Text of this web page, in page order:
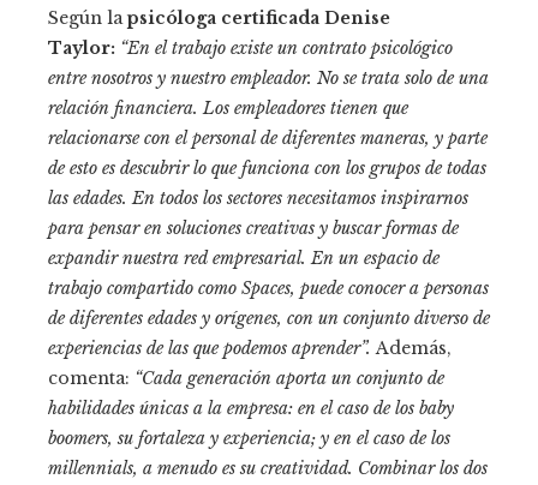
Según lapsicóloga certificada Denise
Taylor: “En el trabajo existe un contrato psicológico
entre nosotros y nuestro empleador. No se trata solo de una
relación financiera. Los empleadores tienen que
relacionarse con el personal de diferentes maneras, y parte
de esto es descubrir lo que funciona con los grupos de todas
las edades. En todos los sectores necesitamos inspirarnos
para pensar en soluciones creativas y buscar formas de
expandir nuestra red empresarial. En un espacio de
trabajo compartido como Spaces, puede conocer a personas
de diferentes edades y orígenes, con un conjunto diverso de
experiencias de las que podemos aprender”.Además,
comenta: “Cada generación aporta un conjunto de
habilidades únicas a la empresa: en el caso de los baby
boomers, su fortaleza y experiencia; y en el caso de los
millennials, a menudo es su creatividad. Combinar los dos